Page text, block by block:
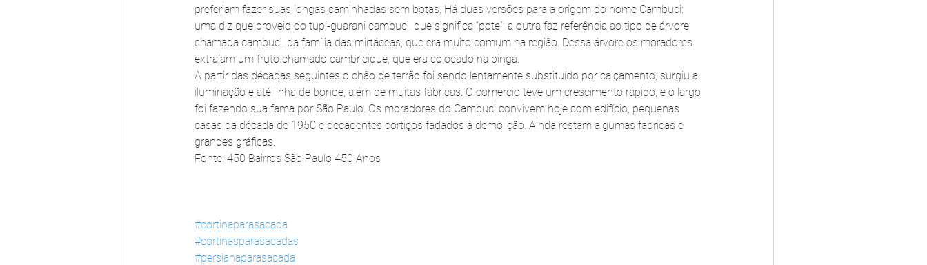
preferiam fazer suas longas caminhadas sem botas. Há duas versões para a origem do nome Cambuci:
uma diz que proveio do tupi-guarani cambuci, que significa “pote”; a outra faz referência ao tipo de árvore
chamada cambuci, da família das mirtáceas, que era muito comum na região. Dessa árvore os moradores
extraíam um fruto chamado cambricique, que era colocado na pinga.
A partir das décadas seguintes o chão de terrão foi sendo lentamente substituído por calçamento, surgiu a
iluminação e até linha de bonde, além de muitas fábricas. O comercio teve um crescimento rápido, e o largo
foi fazendo sua fama por São Paulo. Os moradores do Cambuci convivem hoje com edifício, pequenas
casas da década de 1950 e decadentes cortiços fadados à demolição. Ainda restam algumas fabricas e
grandes gráficas.
Fonte: 450 Bairros São Paulo 450 Anos
#cortinaparasacada
#cortinasparasacadas
#persianaparasacada